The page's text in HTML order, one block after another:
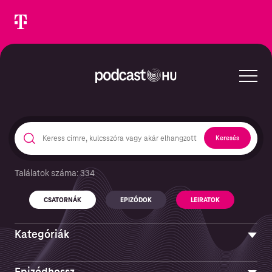
Keresés
Keresés epizódokban és podcastekben
CSATORNÁK
Találatok száma: 334
CSATORNÁK EPIZÓDOK LEIRATOK
Kategóriák
Művészet